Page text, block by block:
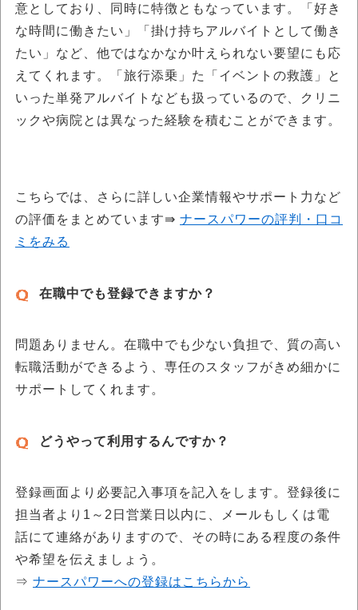
意としており、同時に特徴ともなっています。「好き
な時間に働きたい」「掛け持ちアルバイトとして働き
たい」など、他ではなかなか叶えられない要望にも応
えてくれます。「旅行添乗」た「イベントの救護」と
いった単発アルバイトなども扱っているので、クリニ
ックや病院とは異なった経験を積むことができます。
こちらでは、さらに詳しい企業情報やサポート力など
の評価をまとめています⇛ ナースパワーの評判・口コ
ミをみる
在職中でも登録できますか？
問題ありません。在職中でも少ない負担で、質の高い
転職活動ができるよう、専任のスタッフがきめ細かに
サポートしてくれます。
どうやって利用するんですか？
登録画面より必要記入事項を記入をします。登録後に
担当者より1～2日営業日以内に、メールもしくは電
話にて連絡がありますので、その時にある程度の条件
や希望を伝えましょう。
⇒ ナースパワーへの登録はこちらから